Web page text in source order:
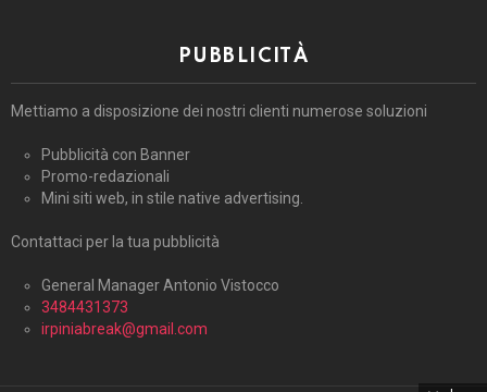
PUBBLICITÀ
Mettiamo a disposizione dei nostri clienti numerose soluzioni
Pubblicità con Banner
Promo-redazionali
Mini siti web, in stile native advertising.
Contattaci per la tua pubblicità
General Manager Antonio Vistocco
3484431373
irpiniabreak@gmail.com